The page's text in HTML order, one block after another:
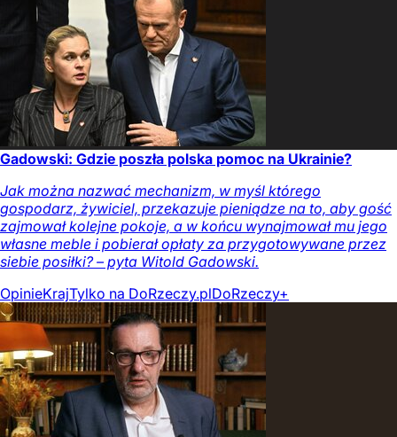
Gadowski: Gdzie poszła polska pomoc na Ukrainie?
Jak można nazwać mechanizm, w myśl którego
gospodarz, żywiciel, przekazuje pieniądze na to, aby gość
zajmował kolejne pokoje, a w końcu wynajmował mu jego
własne meble i pobierał opłaty za przygotowywane przez
siebie posiłki? – pyta Witold Gadowski.
OpinieKrajTylko na DoRzeczy.plDoRzeczy+